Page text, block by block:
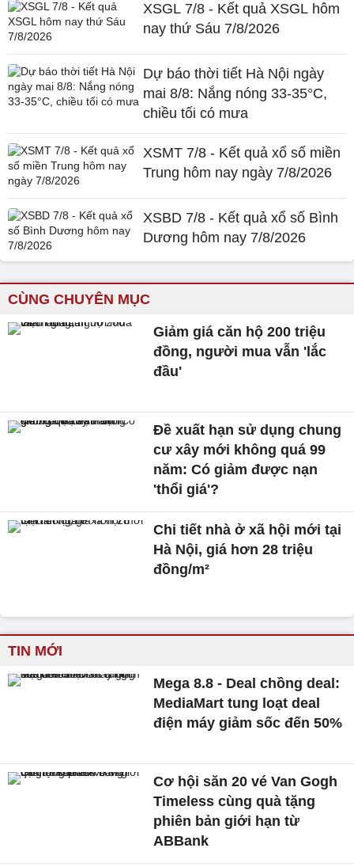
XSGL 7/8 - Kết quả XSGL hôm
nay thứ Sáu 7/8/2026
Dự báo thời tiết Hà Nội ngày
mai 8/8: Nắng nóng 33-35°C,
chiều tối có mưa
XSMT 7/8 - Kết quả xổ số miền
Trung hôm nay ngày 7/8/2026
XSBD 7/8 - Kết quả xổ số Bình
Dương hôm nay 7/8/2026
CÙNG CHUYÊN MỤC
Giảm giá căn hộ 200 triệu
đồng, người mua vẫn 'lắc
đầu'
Đề xuất hạn sử dụng chung
cư xây mới không quá 99
năm: Có giảm được nạn
'thổi giá'?
Chi tiết nhà ở xã hội mới tại
Hà Nội, giá hơn 28 triệu
đồng/m²
TIN MỚI
Mega 8.8 - Deal chồng deal:
MediaMart tung loạt deal
điện máy giảm sốc đến 50%
Cơ hội săn 20 vé Van Gogh
Timeless cùng quà tặng
phiên bản giới hạn từ
ABBank